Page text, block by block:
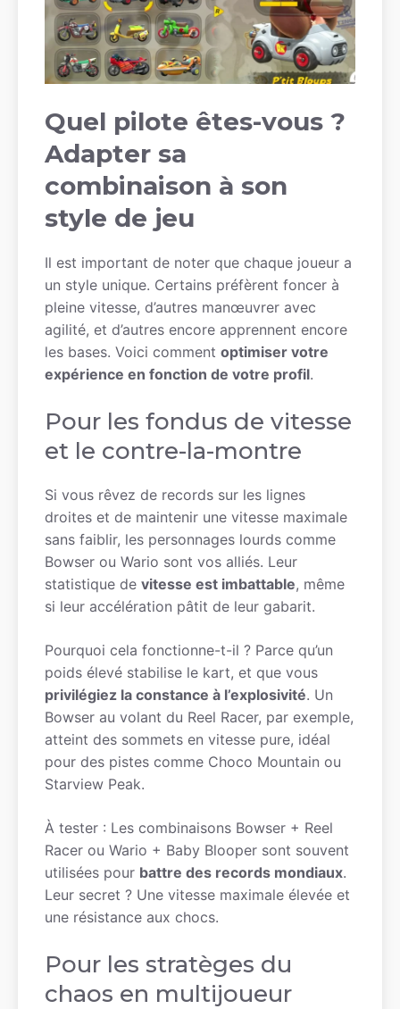
Quel pilote êtes-vous ?
Adapter sa
combinaison à son
style de jeu
Il est important de noter que chaque joueur a
un style unique. Certains préfèrent foncer à
pleine vitesse, d’autres manœuvrer avec
agilité, et d’autres encore apprennent encore
les bases. Voici comment optimiser votre
expérience en fonction de votre profil.
Pour les fondus de vitesse
et le contre-la-montre
Si vous rêvez de records sur les lignes
droites et de maintenir une vitesse maximale
sans faiblir, les personnages lourds comme
Bowser ou Wario sont vos alliés. Leur
statistique de vitesse est imbattable, même
si leur accélération pâtit de leur gabarit.
Pourquoi cela fonctionne-t-il ? Parce qu’un
poids élevé stabilise le kart, et que vous
privilégiez la constance à l’explosivité. Un
Bowser au volant du Reel Racer, par exemple,
atteint des sommets en vitesse pure, idéal
pour des pistes comme Choco Mountain ou
Starview Peak.
À tester : Les combinaisons Bowser + Reel
Racer ou Wario + Baby Blooper sont souvent
utilisées pour battre des records mondiaux.
Leur secret ? Une vitesse maximale élevée et
une résistance aux chocs.
Pour les stratèges du
chaos en multijoueur